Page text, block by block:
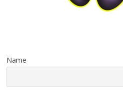
Name